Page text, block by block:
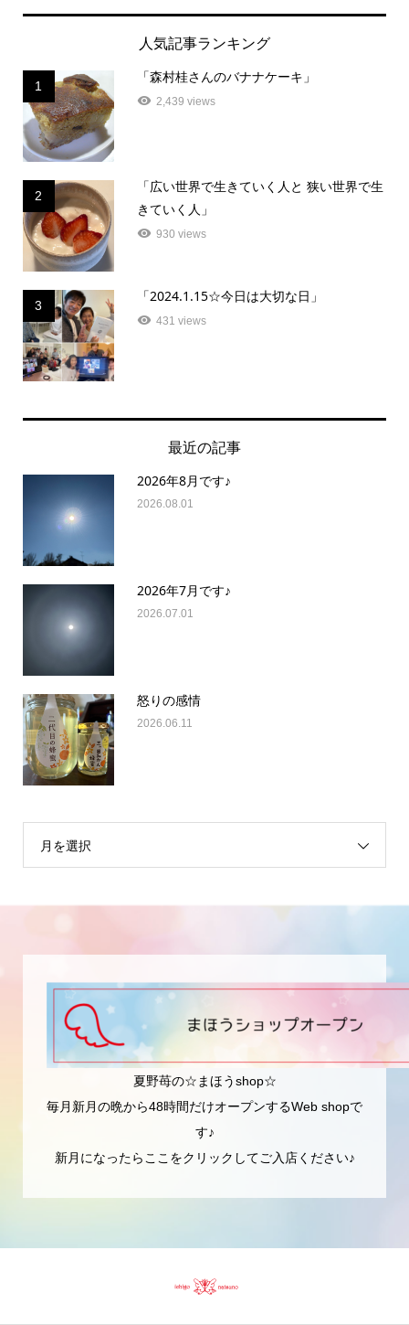
人気記事ランキング
1
「森村桂さんのバナナケーキ」
2,439 views
2
「広い世界で生きていく人と 狭い世界で生
きていく人」
930 views
3
「2024.1.15☆今日は大切な日」
431 views
最近の記事
2026年8月です♪
2026.08.01
2026年7月です♪
2026.07.01
怒りの感情
2026.06.11
月を選択
夏野苺の☆まほうshop☆
毎月新月の晩から48時間だけオープンするWeb shopで
す♪
新月になったらここをクリックしてご入店ください♪